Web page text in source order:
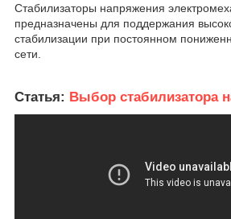
Стабилизаторы напряжения
предназначены для поддержания
стабилизации при постоянном
сети.
Статья: Выбор стабилизатора